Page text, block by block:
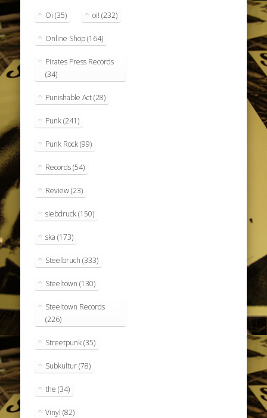
Oi (35) oi! (232)
Online Shop(164)
Pirates Press Records
(34)
Punishable Act(28)
Punk(241)
Punk Rock(99)
Records(54)
Review(23)
siebdruck(150)
ska (173)
Steelbruch (333)
Steeltown (130)
Steeltown Records
(226)
Streetpunk(35)
Subkultur(78)
the (34)
Vinyl (82)